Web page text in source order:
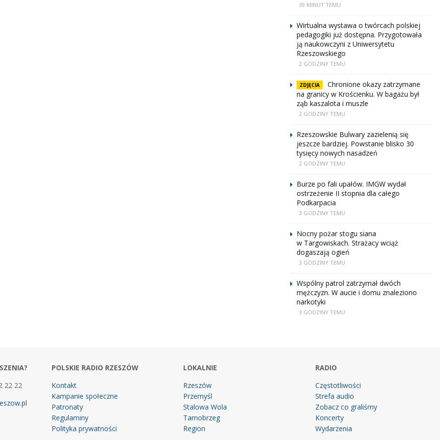
39 MINUT TEMU
Wirtualna wystawa o twórcach polskiej
pedagogiki już dostępna. Przygotowała
ją naukowczyni z Uniwersytetu
Rzeszowskiego
2 GODZINY TEMU
ZDJĘCIA
Chronione okazy zatrzymane
na granicy w Krościenku. W bagażu był
ząb kaszalota i muszle
2 GODZINY TEMU
Rzeszowskie Bulwary zazielenią się
jeszcze bardziej. Powstanie blisko 30
tysięcy nowych nasadzeń
2 GODZINY TEMU
Burze po fali upałów. IMGW wydał
ostrzeżenie II stopnia dla całego
Podkarpacia
3 GODZINY TEMU
Nocny pożar stogu siana
w Targowiskach. Strażacy wciąż
dogaszają ogień
3 GODZINY TEMU
Wspólny patrol zatrzymał dwóch
mężczyzn. W aucie i domu znaleziono
narkotyki
3 GODZINY TEMU
22 22
POLSKIE RADIO RZESZÓW
Kontakt
Kampanie społeczne
Patronaty
Regulaminy
Polityka prywatności
LOKALNIE
Rzeszów
Przemyśl
Stalowa Wola
Tarnobrzeg
Region
RADIO
Częstotliwości
Strefa audio
Zobacz co graliśmy
Koncerty
Wydarzenia